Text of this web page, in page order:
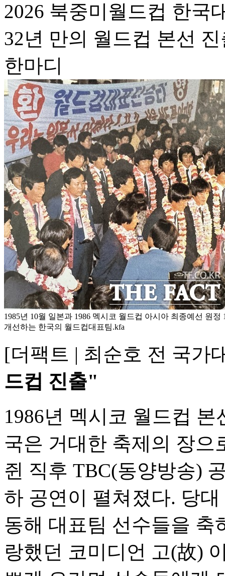
2026 북중미월드컵 한국
32년 만의 월드컵 본선
한마디
1985년 10월 일본과 1986 멕시코 월드컵 아시아 최종예선 원
개선하는 한국의 월드컵대표팀.kfa
[더팩트 | 최순호 전 국가
드컵 진출"
1986년 멕시코 월드컵
국은 거대한 축제의 장으
쥔 직후 TBC(동양방송)
하 공연이 펼쳐졌다. 당
동해 대표팀 선수들을 축
랑했던 코미디언 고(故)